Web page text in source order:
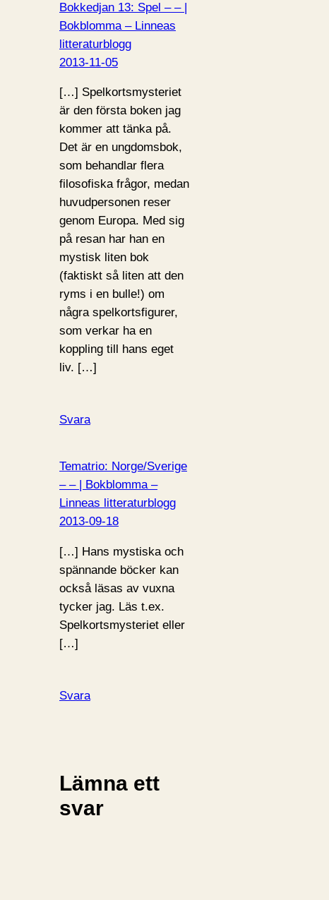
Bokkedjan 13: Spel – – |
Bokblomma – Linneas
litteraturblogg
2013-11-05
[…] Spelkortsmysteriet
är den första boken jag
kommer att tänka på.
Det är en ungdomsbok,
som behandlar flera
filosofiska frågor, medan
huvudpersonen reser
genom Europa. Med sig
på resan har han en
mystisk liten bok
(faktiskt så liten att den
ryms i en bulle!) om
några spelkortsfigurer,
som verkar ha en
koppling till hans eget
liv. […]
Svara
Tematrio: Norge/Sverige
– – | Bokblomma –
Linneas litteraturblogg
2013-09-18
[…] Hans mystiska och
spännande böcker kan
också läsas av vuxna
tycker jag. Läs t.ex.
Spelkortsmysteriet eller
[…]
Svara
Lämna ett
svar